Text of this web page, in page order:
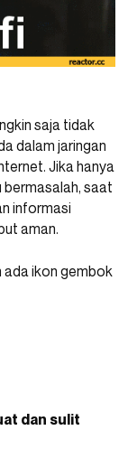
saja tidak
dalam jaringan
Jika hanya
saat
informasi
aman.
ikon gembok
dan sulit